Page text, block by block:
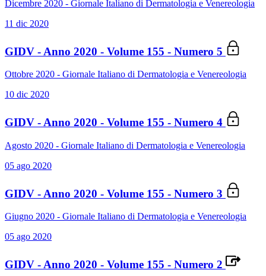
Dicembre 2020 - Giornale Italiano di Dermatologia e Venereologia
11 dic 2020
GIDV - Anno 2020 - Volume 155 - Numero 5
Ottobre 2020 - Giornale Italiano di Dermatologia e Venereologia
10 dic 2020
GIDV - Anno 2020 - Volume 155 - Numero 4
Agosto 2020 - Giornale Italiano di Dermatologia e Venereologia
05 ago 2020
GIDV - Anno 2020 - Volume 155 - Numero 3
Giugno 2020 - Giornale Italiano di Dermatologia e Venereologia
05 ago 2020
GIDV - Anno 2020 - Volume 155 - Numero 2